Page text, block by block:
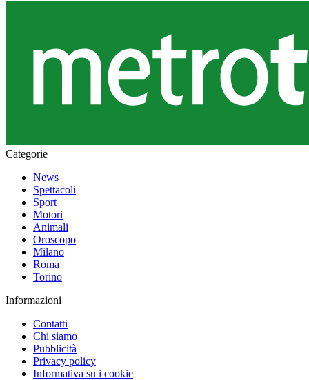
Categorie
News
Spettacoli
Sport
Motori
Animali
Oroscopo
Milano
Roma
Torino
Informazioni
Contatti
Chi siamo
Pubblicità
Privacy policy
Informativa su i cookie